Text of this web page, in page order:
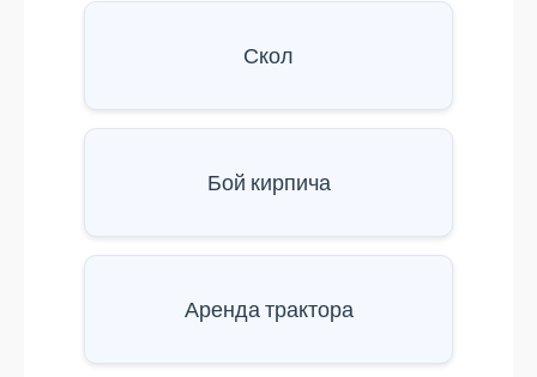
Скол
Бой кирпича
Аренда трактора